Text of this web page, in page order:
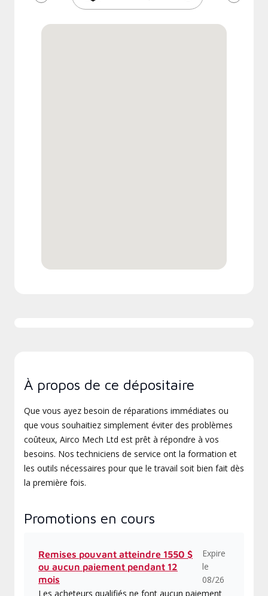
À propos de ce dépositaire
Que vous ayez besoin de réparations immédiates ou
que vous souhaitiez simplement éviter des problèmes
coûteux, Airco Mech Ltd est prêt à répondre à vos
besoins. Nos techniciens de service ont la formation et
les outils nécessaires pour que le travail soit bien fait dès
la première fois.
Promotions en cours
Remises pouvant atteindre 1550 $
ou aucun paiement pendant 12
mois
Expire
le
08/26
Les acheteurs qualifiés ne font aucun paiement